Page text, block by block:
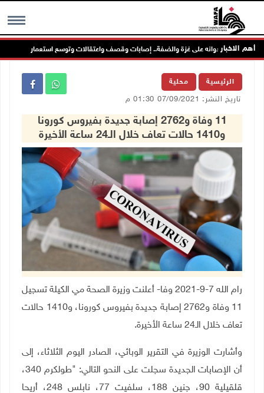
MENU أهم الاخبار
يواصل عدوانه على غزة والضفة.. إصابات وقصف واعتقالات وتوسع استعماري
الرئيسية محلية
تاريخ النشر: 07/09/2021 01:30 م
11 وفاة و2762 إصابة جديدة بفيروس كورونا
و1410 حالات تعاف خلال الـ24 ساعة الأخيرة
رام الله 7-9-2021 وفا- أعلنت وزيرة الصحة مي الكيلة تسجيل
11 وفاة و2762 إصابة جديدة بفيروس كورونا، و1410 حالات
تعاف خلال الـ24 ساعة الأخيرة.
وأشارت الوزيرة في التقرير الوبائي، الصادر اليوم الثلاثاء، إلى
أن الإصابات الجديدة سجلت على النحو التالي: "طولكرم 340،
قلقيلية 90، جنين 188، سلفيت 77، نابلس 248، أريحا